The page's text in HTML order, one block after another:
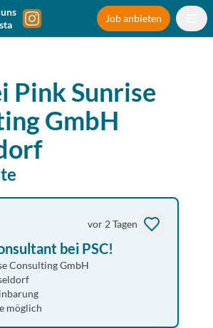
Job anbieten
Pink Sunrise
GmbH
vor 2 Tagen
bei PSC!
Consulting GmbH
möglich